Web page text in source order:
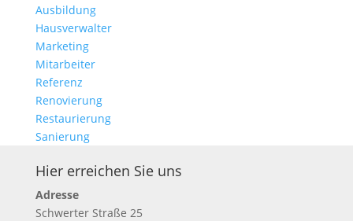
Ausbildung
Hausverwalter
Marketing
Mitarbeiter
Referenz
Renovierung
Restaurierung
Sanierung
Hier erreichen Sie uns
Adresse
Schwerter Straße 25